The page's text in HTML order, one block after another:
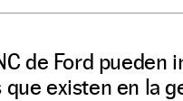
de Ford
existen en la